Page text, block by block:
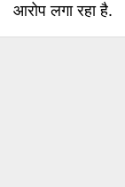
आरोप लगा रहा है.